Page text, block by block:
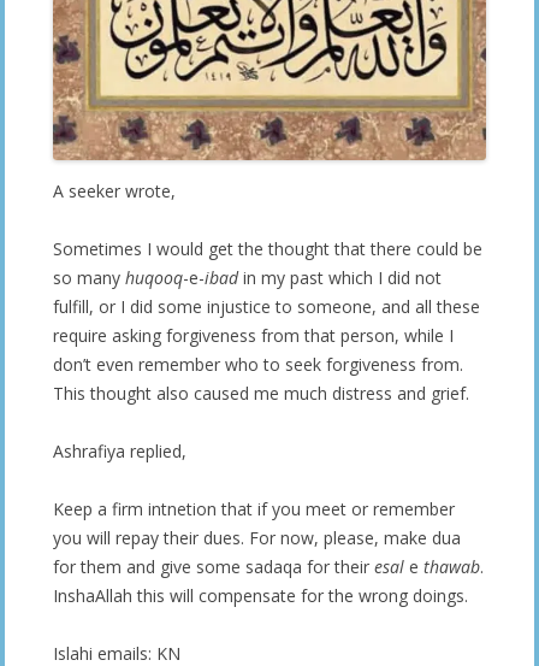
A seeker wrote,
Sometimes I would get the thought that there could be
so many huqooq-e-ibadin my past which I did not
fulfill, or I did some injustice to someone, and all these
require asking forgiveness from that person, while I
don’t even remember who to seek forgiveness from.
This thought also caused me much distress and grief.
Ashrafiya replied,
Keep a firm intnetion that if you meet or remember
you will repay their dues. For now, please, make dua
for them and give some sadaqa for their esal e thawab.
InshaAllah this will compensate for the wrong doings.
Islahi emails: KN